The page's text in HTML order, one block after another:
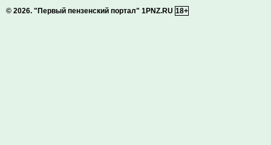
© 2026. "Первый пензенский портал" 1PNZ.RU 18+